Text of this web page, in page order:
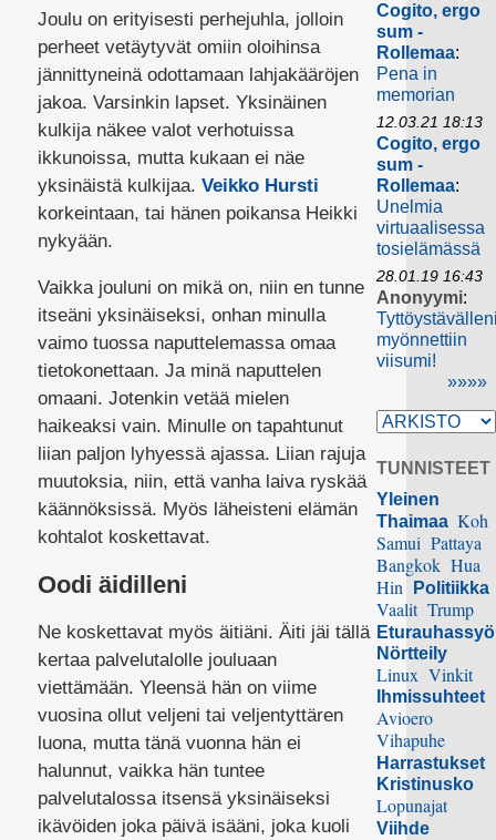
Joulu on erityisesti perhejuhla, jolloin
perheet vetäytyvät omiin oloihinsa
jännittyneinä odottamaan lahjakääröjen
jakoa. Varsinkin lapset. Yksinäinen
kulkija näkee valot verhotuissa
ikkunoissa, mutta kukaan ei näe
yksinäistä kulkijaa. Veikko Hursti
korkeintaan, tai hänen poikansa Heikki
nykyään.
Vaikka jouluni on mikä on, niin en tunne
itseäni yksinäiseksi, onhan minulla
vaimo tuossa naputtelemassa omaa
tietokonettaan. Ja minä naputtelen
omaani. Jotenkin vetää mielen
haikeaksi vain. Minulle on tapahtunut
liian paljon lyhyessä ajassa. Liian rajuja
muutoksia, niin, että vanha laiva ryskää
käännöksissä. Myös läheisteni elämän
kohtalot koskettavat.
Oodi äidilleni
Ne koskettavat myös äitiäni. Äiti jäi tällä
kertaa palvelutalolle jouluaan
viettämään. Yleensä hän on viime
vuosina ollut veljeni tai veljentyttären
luona, mutta tänä vuonna hän ei
halunnut, vaikka hän tuntee
palvelutalossa itsensä yksinäiseksi
ikävöiden joka päivä isääni, joka kuoli
Cogito, ergo
sum -
Rollemaa:
Pena in
memorian
12.03.21 18:13
Cogito, ergo
sum -
Rollemaa:
Unelmia
virtuaalisessa
tosielämässä
28.01.19 16:43
Anonyymi:
myönnettiin
viisumi!
»»»»
TUNNISTEET
Yleinen
Thaimaa Koh
Samui Pattaya
Bangkok Hua
Hin
Politiikka
Vaalit Trump
Nörtteily
Linux Vinkit
Ihmissuhteet
Avioero
Vihapuhe
Harrastukset
Kristinusko
Lopunajat
Viihde